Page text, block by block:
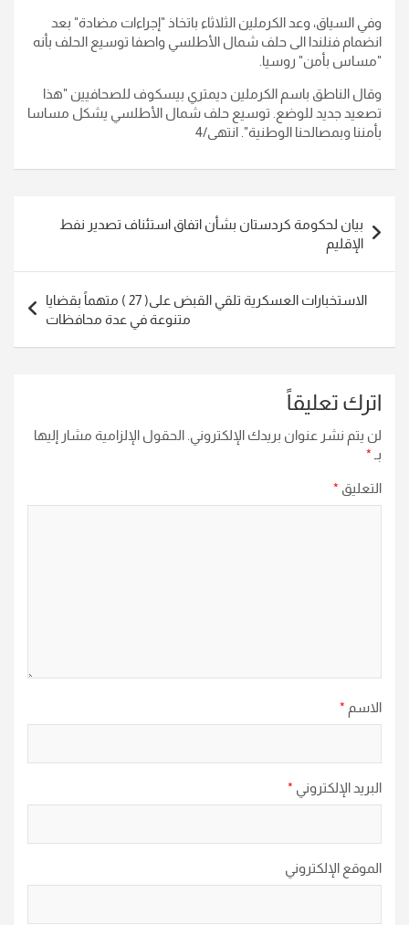
وفي السياق، وعد الكرملين الثلاثاء باتخاذ "إجراءات مضادة" بعد
انضمام فنلندا الى حلف شمال الأطلسي واصفا توسيع الحلف بأنه
"مساس بأمن" روسيا.
وقال الناطق باسم الكرملين ديمتري بيسكوف للصحافيين "هذا
تصعيد جديد للوضع. توسيع حلف شمال الأطلسي يشكل مساسا
بأمننا وبمصالحنا الوطنية". انتهى/4
المقالات
بيان لحكومة كردستان بشأن اتفاق استئناف تصدير نفط
الإقليم
الاستخبارات العسكرية تلقي القبض على( 27 ) متهماً بقضايا
متنوعة في عدة محافظات
اترك تعليقاً
لن يتم نشر عنوان بريدك الإلكتروني. الحقول الإلزامية مشار إليها
بـ *
التعليق *
الاسم *
البريد الإلكتروني *
الموقع الإلكتروني